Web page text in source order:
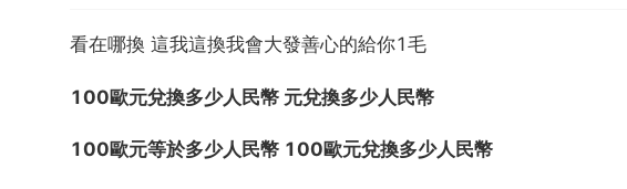
看在哪換 這我這換我會大發善心的給你1毛
100歐元兌換多少人民幣 元兌換多少人民幣
100歐元等於多少人民幣 100歐元兌換多少人民幣